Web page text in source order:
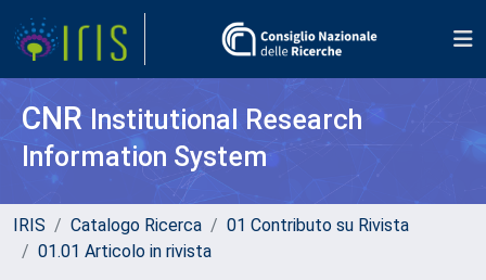
CNR Institutional Research
Information System
IRIS Catalogo Ricerca
01 Contributo su Rivista
01.01 Articolo in rivista